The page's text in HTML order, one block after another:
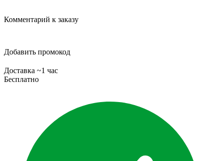
Комментарий к заказу
Добавить промокод
Доставка ~1 час
Бесплатно